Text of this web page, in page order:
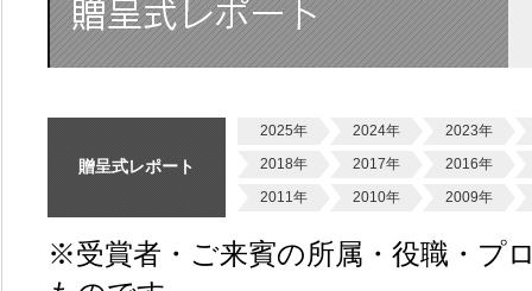
贈呈式レポート
2025年 2024年
2023年
2018年
2017年
2016年
2011年
2010年 2009年
※受賞者・ご来賓の所属・役職・プ